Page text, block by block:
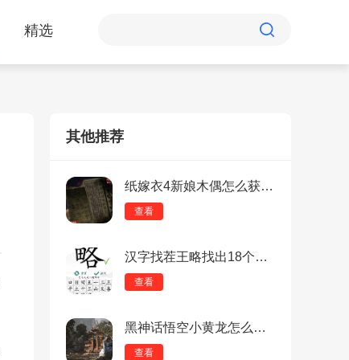
精选
其他推荐
纸嫁衣4新娘木偶怎么获得？纸嫁衣4新娘木偶获得攻略
查看
汉字找茬王略找出18个字怎么过？汉字找茬王略找出18个字过关攻略
查看
黑神话悟空小黄龙怎么触发？黑神话悟空小黄龙触发方法
查看